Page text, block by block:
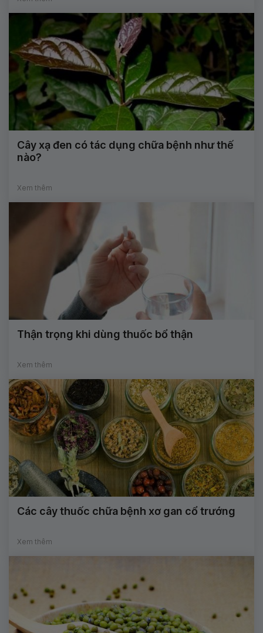
Cây xạ đen có tác dụng chữa bệnh như thế
nào?
Xem thêm
Thận trọng khi dùng thuốc bổ thận
Xem thêm
Các cây thuốc chữa bệnh xơ gan cổ trướng
Xem thêm